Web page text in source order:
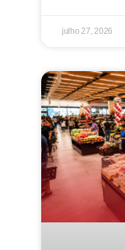
julho 27, 2026